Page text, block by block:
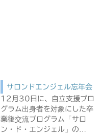
サロンドエンジェル忘年会
12月30日に、自立支援プロ
グラム出身者を対象にした卒
業後交流プログラム「サロ
ン・ド・エンジェル」の…